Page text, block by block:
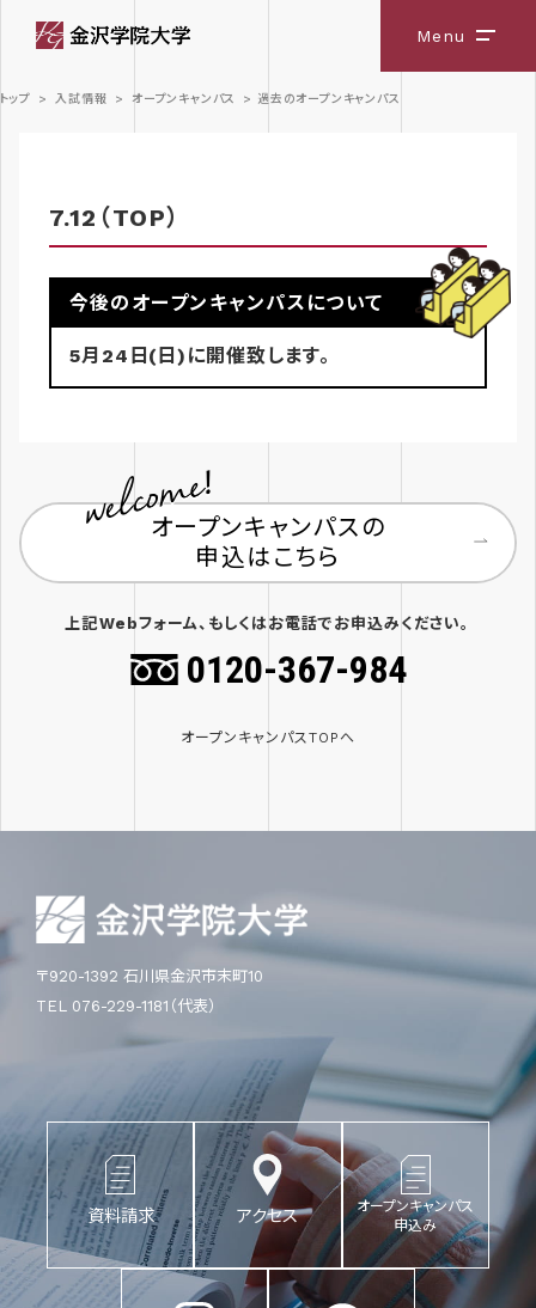
Menu メニ
ップ > 入試情報 > オープンキャンパス > 過去のオープンキャンパス
7.12（TOP）
今後のオープンキャンパスについて
5月24日(日)に開催致します。
オープンキャンパスの
申込はこちら
上記Webフォーム、もしくはお電話でお申込みください。
0120-367-984
オープンキャンパスTOPへ
〒920-1392 石川県金沢市末町10
TEL 076-229-1181（代表）
資料請求 アクセス
オープンキャンパス
申込み